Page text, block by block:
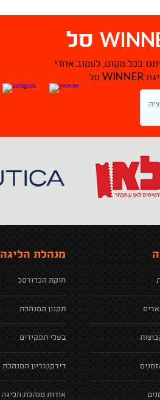
סל
בכל מקום, לעקוב אחרי
WINNER סל
מנהלת הליגה
חוקת הכדורסל
תקנון המנהלת
בעלי תפקידים
דירקטוריון המנהלת
אודות מנהלת הליגה